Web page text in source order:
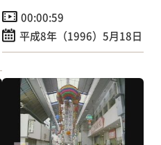
00:00:59
平成8年（1996）5月18日